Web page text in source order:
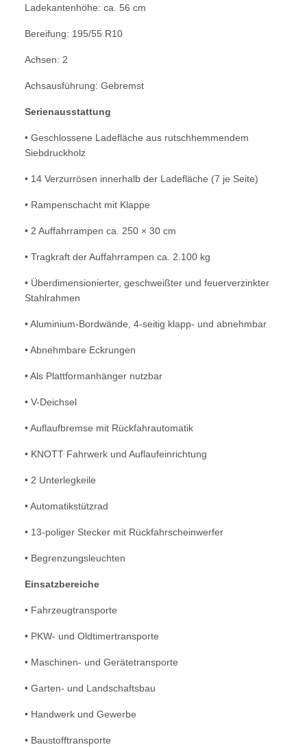
Ladekantenhöhe: ca. 56 cm
Bereifung: 195/55 R10
Achsen: 2
Achsausführung: Gebremst
Serienausstattung
• Geschlossene Ladefläche aus rutschhemmendem
Siebdruckholz
• 14 Verzurrösen innerhalb der Ladefläche (7 je Seite)
• Rampenschacht mit Klappe
• 2 Auffahrrampen ca. 250 × 30 cm
• Tragkraft der Auffahrrampen ca. 2.100 kg
• Überdimensionierter, geschweißter und feuerverzinkter
Stahlrahmen
• Aluminium-Bordwände, 4-seitig klapp- und abnehmbar
• Abnehmbare Eckrungen
• Als Plattformanhänger nutzbar
• V-Deichsel
• Auflaufbremse mit Rückfahrautomatik
• KNOTT Fahrwerk und Auflaufeinrichtung
• 2 Unterlegkeile
• Automatikstützrad
• 13-poliger Stecker mit Rückfahrscheinwerfer
• Begrenzungsleuchten
Einsatzbereiche
• Fahrzeugtransporte
• PKW- und Oldtimertransporte
• Maschinen- und Gerätetransporte
• Garten- und Landschaftsbau
• Handwerk und Gewerbe
• Baustofftransporte